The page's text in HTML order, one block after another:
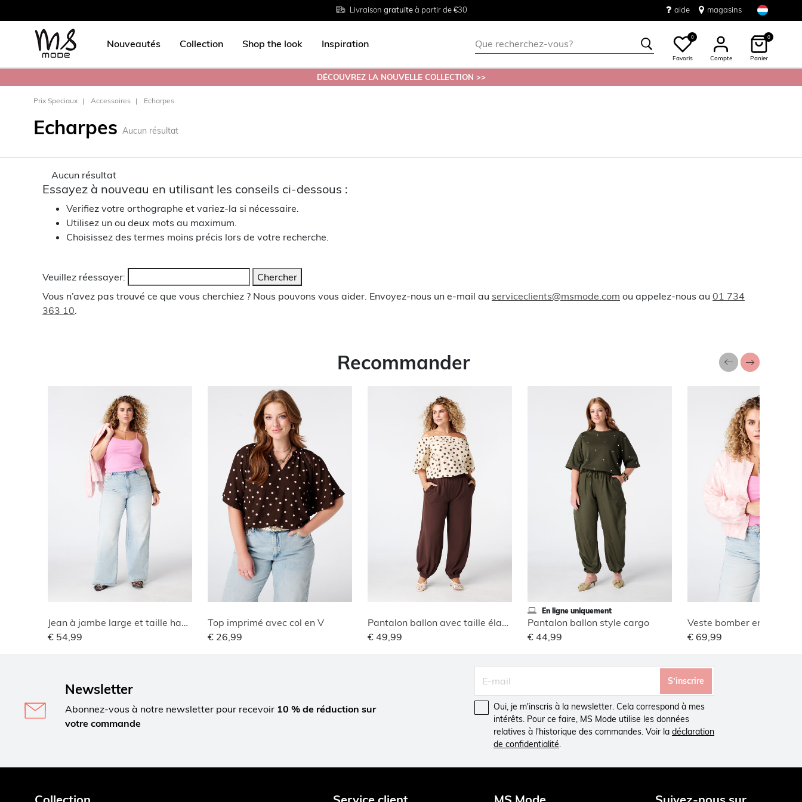
Livraison gratuiteà partir de €30
Tailles du38 au 54
Retourgratuit en magasin aide magasins
Nouveautés Collection Shop the look Inspiration
0
Favoris Compte
0
Panier
DÉCOUVREZ LA NOUVELLE COLLECTION >>
Prix Speciaux Accessoires Echarpes
Echarpes Aucun résultat
Aucun résultat
Essayez à nouveau en utilisant les conseils ci-dessous :
Verifiez votre orthographe et variez-la si nécessaire.
Utilisez un ou deux mots au maximum.
Choisissez des termes moins précis lors de votre recherche.
Veuillez réessayer:
Chercher
Vous n’avez pas trouvé ce que vous cherchiez ? Nous pouvons vous aider. Envoyez-nous un e-mail au serviceclients@msmode.com ou appelez-nous au 01 734
363 10
Recommander
Jean à jambe large et taille haute
€ 54,99
Top imprimé avec col en V
€ 26,99
Pantalon ballon avec taille élastique
€ 49,99
En ligne uniquement
Pantalon ballon style cargo
€ 44,99
Veste bomber en
€ 69,99
Newsletter
Abonnez-vous à notre newsletter pour recevoir 10 % de réduction sur
votre commande
S’inscrire
Oui, je m'inscris à la newsletter. Cela correspond à mes
intérêts. Pour ce faire, MS Mode utilise les données
relatives à l'historique des commandes. Voir la déclaration
de confidentialité.